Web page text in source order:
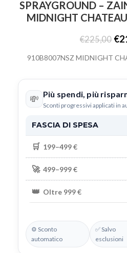
SPRAYGROUND –
MIDNIGHT
€225,00 €
910B8007NSZ MIDNIGHT
💸 Più spendi, più
Sconti progressivi applicati in
FASCIA DI SPESA
🛒 199–499 €
🚀 499–999 €
👑 Oltre 999 €
⚙️ Sconto
automatico
✅ Salvo
esclusioni